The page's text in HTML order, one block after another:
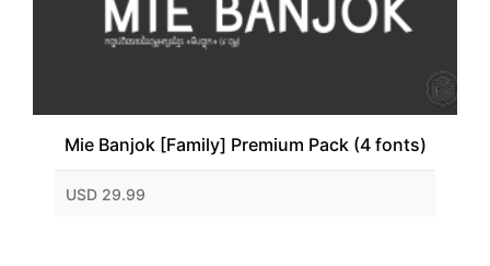
Mie Banjok [Family] Premium Pack (4 fonts)
USD 29.99